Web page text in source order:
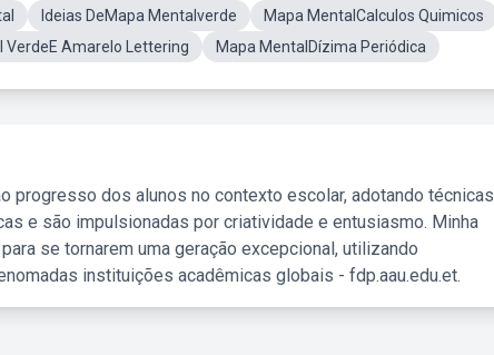
Ideias DeMapa Mentalverde
Mapa MentalCalculos Quimicos
VerdeE Amarelo Lettering Mapa MentalDízima Periódica
progresso dos alunos no contexto escolar, adotando técnicas
e são impulsionadas por criatividade e entusiasmo. Minha
se tornarem uma geração excepcional, utilizando
instituições acadêmicas globais - fdp.aau.edu.et.